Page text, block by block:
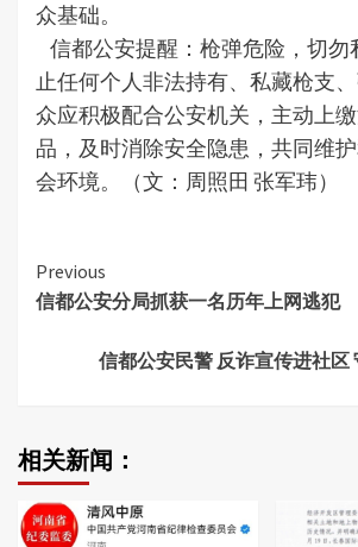
众基础。
信都公安提醒：枪弹危险，切勿
止任何个人非法持有、私藏枪支
众应积极配合公安机关，主动上
品，及时消除安全隐患，共同维
会环境。（文：周照田 张军玮）
Continue
Reading
Previous
信都公安分局抓获一名历年上网逃犯
信都公安民警 反诈宣传进社区
相关新闻：